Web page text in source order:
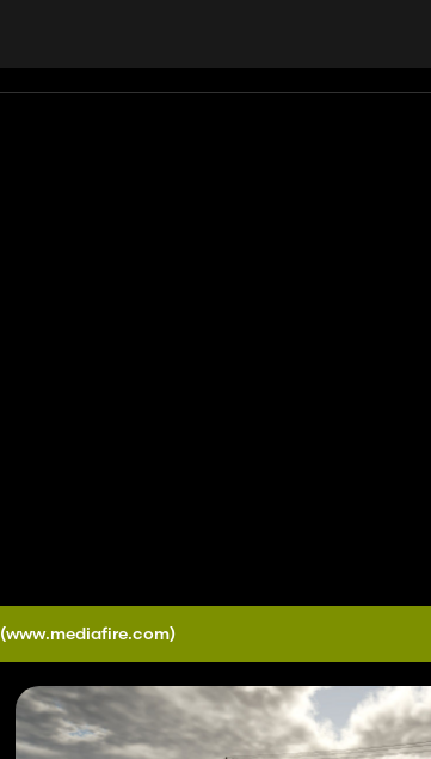
(www.mediafire.com)